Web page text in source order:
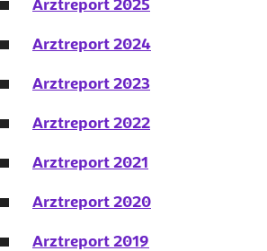
Arztreport 2025
Arztreport 2024
Arztreport 2023
Arztreport 2022
Arztreport 2021
Arztreport 2020
Arztreport 2019